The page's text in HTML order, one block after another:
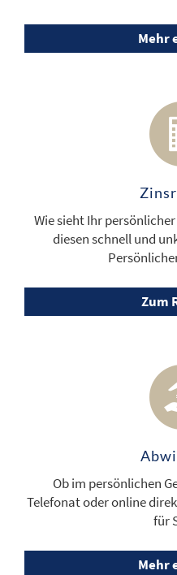
Mehr
Wie sieht Ihr
diesen schnell und
Zum
Ob im persönlichen
Telefonat oder online
für
Mehr